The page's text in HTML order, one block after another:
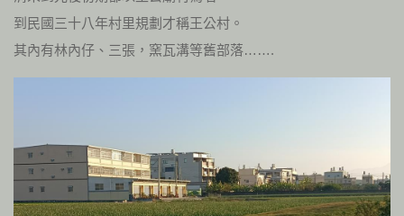
到民國三十八年村里規劃才稱王公村。
其內有林內仔、三張，窯瓦溝等舊部落…….